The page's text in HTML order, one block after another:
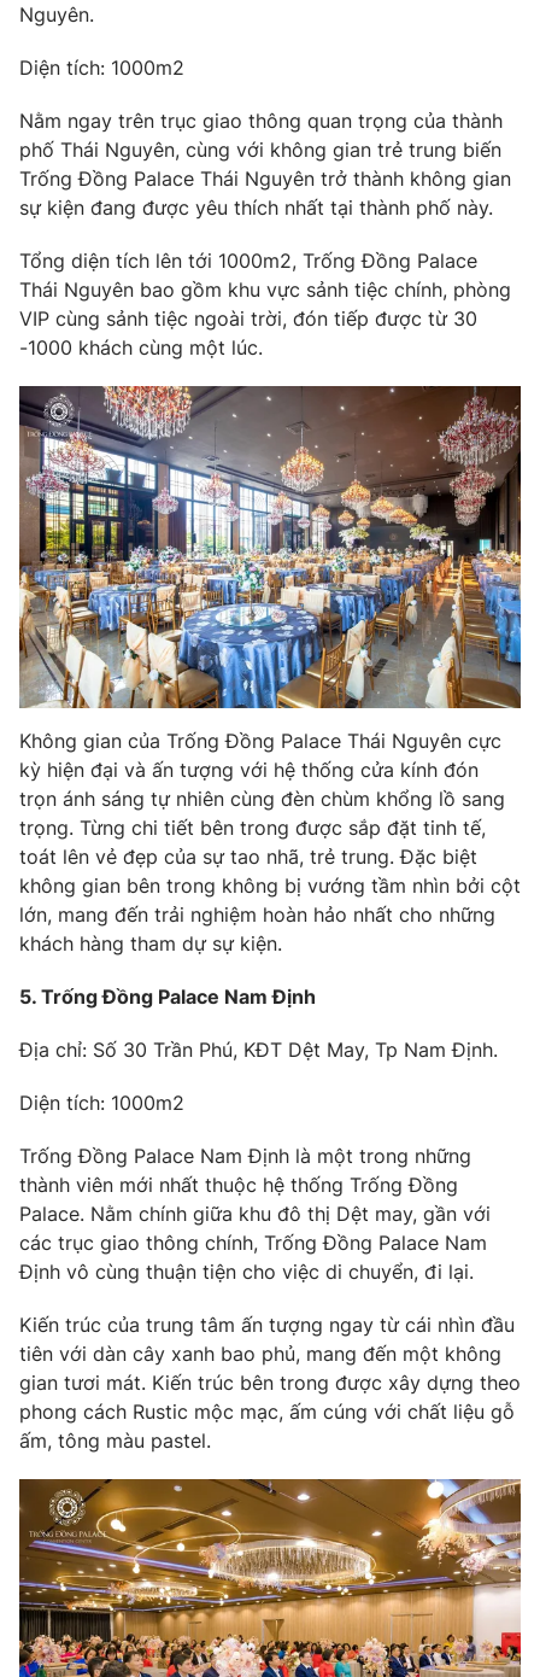
Nguyên.
Diện tích: 1000m2
Nằm ngay trên trục giao thông quan trọng của thành
phố Thái Nguyên, cùng với không gian trẻ trung biến
Trống Đồng Palace Thái Nguyên trở thành không gian
sự kiện đang được yêu thích nhất tại thành phố này.
Tổng diện tích lên tới 1000m2, Trống Đồng Palace
Thái Nguyên bao gồm khu vực sảnh tiệc chính, phòng
VIP cùng sảnh tiệc ngoài trời, đón tiếp được từ 30
-1000 khách cùng một lúc.
Không gian của Trống Đồng Palace Thái Nguyên cực
kỳ hiện đại và ấn tượng với hệ thống cửa kính đón
trọn ánh sáng tự nhiên cùng đèn chùm khổng lồ sang
trọng. Từng chi tiết bên trong được sắp đặt tinh tế,
toát lên vẻ đẹp của sự tao nhã, trẻ trung. Đặc biệt
không gian bên trong không bị vướng tầm nhìn bởi cột
lớn, mang đến trải nghiệm hoàn hảo nhất cho những
khách hàng tham dự sự kiện.
5. Trống Đồng Palace Nam Định
Địa chỉ: Số 30 Trần Phú, KĐT Dệt May, Tp Nam Định.
Diện tích: 1000m2
Trống Đồng Palace Nam Định là một trong những
thành viên mới nhất thuộc hệ thống Trống Đồng
Palace. Nằm chính giữa khu đô thị Dệt may, gần với
các trục giao thông chính, Trống Đồng Palace Nam
Định vô cùng thuận tiện cho việc di chuyển, đi lại.
Kiến trúc của trung tâm ấn tượng ngay từ cái nhìn đầu
tiên với dàn cây xanh bao phủ, mang đến một không
gian tươi mát. Kiến trúc bên trong được xây dựng theo
phong cách Rustic mộc mạc, ấm cúng với chất liệu gỗ
ấm, tông màu pastel.